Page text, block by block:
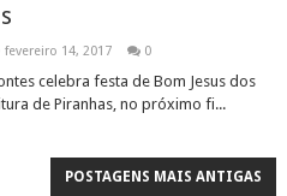
fevereiro 14, 2017 0
celebra festa de Bom Jesus dos
de Piranhas, no próximo fi...
POSTAGENS MAIS ANTIGAS